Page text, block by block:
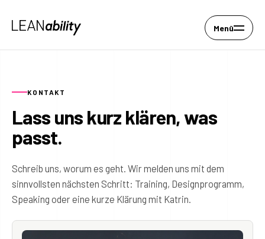
Menü
KONTAKT
Lass uns kurz klären, was
passt.
Schreib uns, worum es geht. Wir melden uns mit dem
sinnvollsten nächsten Schritt: Training, Designprogramm,
Speaking oder eine kurze Klärung mit Katrin.